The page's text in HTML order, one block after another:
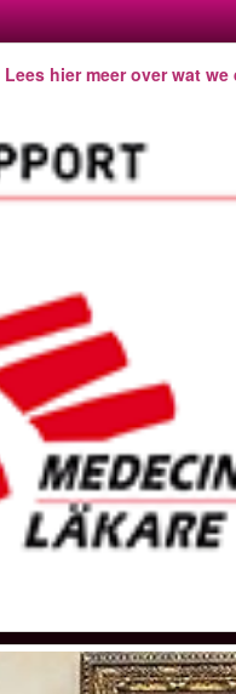
Lees hier meer over wat we